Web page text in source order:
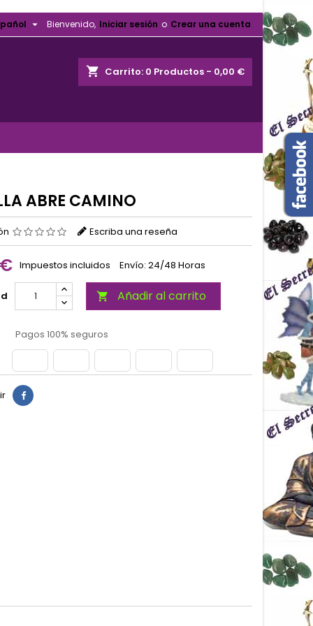
Bienvenido, Iniciar sesión o Crear una cuenta

shopping_cart Carrito: 0 Productos - 0,00 €
ABRE CAMINO
Escriba una reseña
Impuestos incluidos Envío: 24/48 Horas
 Añadir al carrito
Pagos 100% seguros